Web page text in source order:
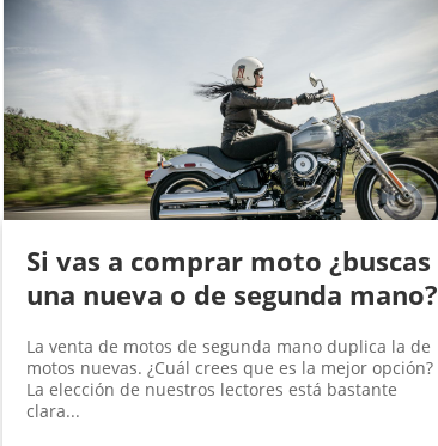
Si vas a comprar moto ¿buscas
una nueva o de segunda mano?
La venta de motos de segunda mano duplica la de
motos nuevas. ¿Cuál crees que es la mejor opción?
La elección de nuestros lectores está bastante
clara...